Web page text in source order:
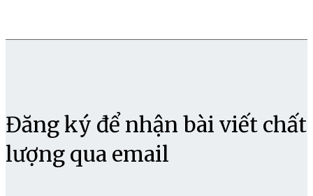
Đăng ký để nhận bài viết chất
lượng qua email